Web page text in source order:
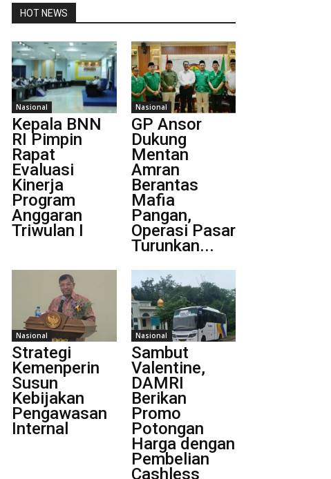
HOT NEWS
Nasional
Kepala BNN
RI Pimpin
Rapat
Evaluasi
Kinerja
Program
Anggaran
Triwulan I
Nasional
GP Ansor
Dukung
Mentan
Amran
Berantas
Mafia
Pangan,
Operasi Pasar
Turunkan...
Nasional
Strategi
Kemenperin
Susun
Kebijakan
Pengawasan
Internal
Nasional
Sambut
Valentine,
DAMRI
Berikan
Promo
Potongan
Harga dengan
Pembelian
Cashless